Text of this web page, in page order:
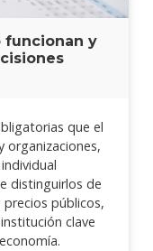
funcionan y
que el
organizaciones,
distinguirlos de
públicos,
clave